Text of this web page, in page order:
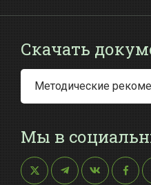
Скачать
Мы в